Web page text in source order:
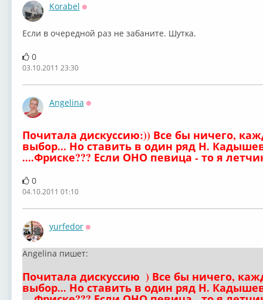
Korabel
Если в очередной раз не забаните. Шутка.
0
03.10.2011 23:30
Angelina
Почитала дискуссию:)) Все бы ничего,
выбор... Но ставить в один ряд Н.
....Фриске??? Если ОНО певица - то я
0
04.10.2011 01:10
yurfedor
Angelina пишет:
Почитала дискуссию ) Все бы ничего,
выбор... Но ставить в один ряд Н.